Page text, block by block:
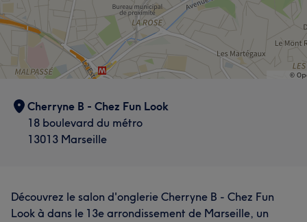
Cherryne B - Chez Fun Look
18 boulevard du métro
13013 Marseille
Découvrez le salon d'onglerie Cherryne B - Chez Fun
Look à dans le 13e arrondissement de Marseille, un